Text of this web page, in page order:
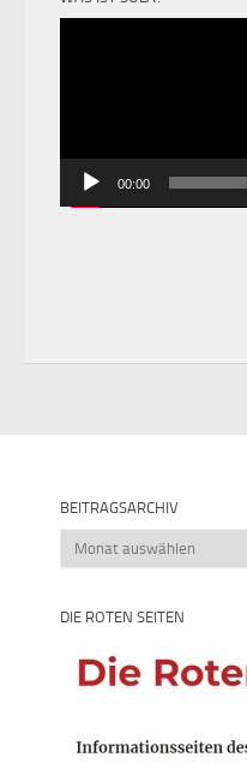
00:00
BEITRAGSARCHIV
Beitragsarchiv
DIE ROTEN SEITEN